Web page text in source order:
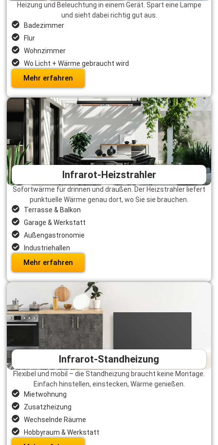
Heizung und Beleuchtung in einem Gerät. Spart eine Lampe
und sieht dabei richtig gut aus.
Badezimmer
Flur
Wohnzimmer
Wo Licht + Wärme gebraucht wird
Mehr erfahren
Infrarot-Heizstrahler
Sofortwärme für drinnen und draußen. Der Heizstrahler liefert
punktuelle Wärme genau dort, wo Sie sie brauchen.
Terrasse & Balkon
Garage & Werkstatt
Außengastronomie
Industriehallen
Mehr erfahren
Infrarot-Standheizung
Flexibel und mobil – die Standheizung braucht keine Montage.
Einfach hinstellen, einstecken, Wärme genießen.
Mietwohnung
Zusatzheizung
Wechselnde Räume
Hobbyraum & Werkstatt